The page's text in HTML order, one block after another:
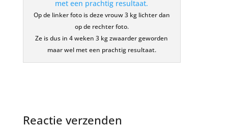
Op de linker foto is deze vrouw 3 kg lichter dan
op de rechter foto.
Ze is dus in 4 weken 3 kg zwaarder geworden
maar wel met een prachtig resultaat.
Reactie verzenden